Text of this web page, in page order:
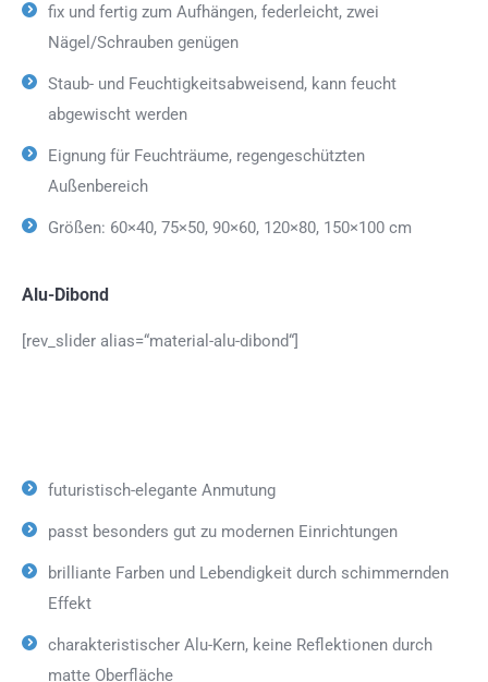
fix und fertig zum Aufhängen, federleicht, zwei
Nägel/Schrauben genügen
Staub- und Feuchtigkeitsabweisend, kann feucht
abgewischt werden
Eignung für Feuchträume, regengeschützten
Außenbereich
Größen: 60×40, 75×50, 90×60, 120×80, 150×100 cm
Alu-Dibond
[rev_slider alias=“material-alu-dibond“]
futuristisch-elegante Anmutung
passt besonders gut zu modernen Einrichtungen
brilliante Farben und Lebendigkeit durch schimmernden
Effekt
charakteristischer Alu-Kern, keine Reflektionen durch
matte Oberfläche